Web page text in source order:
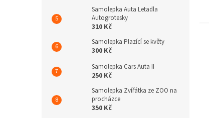
Samolepka Auta Letadla
Autogrotesky
310 Kč
Samolepka Plazící se květy
300 Kč
Samolepka Cars Auta II
250 Kč
Samolepka Zvířátka ze ZOO na
procházce
350 Kč